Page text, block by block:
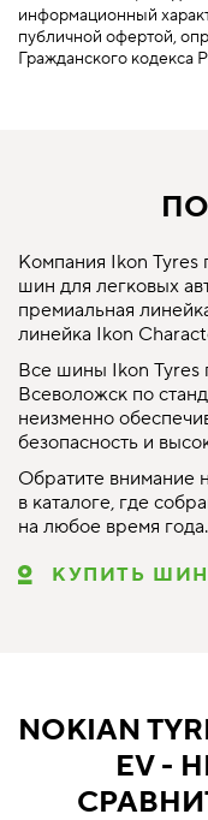
информационный
публичной офертой,
Гражданского кодекса
Компания Ikon Tyres
шин для легковых
премиальная
линейка Ikon
Все шины Ikon Tyres
Всеволожск по
неизменно
безопасность и
Обратите внимание
в каталоге, где
на любое время года.
КУПИТЬ
NOKIAN
EV -